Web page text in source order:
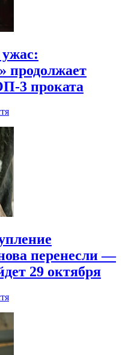
продолжает
3 проката
перенесли —
29 октября